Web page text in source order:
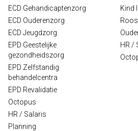
ECD Gehandicaptenzorg
ECD Ouderenzorg
ECD Jeugdzorg
EPD Geestelijke
gezondheidszorg
EPD Zelfstandig
behandelcentra
EPD Revalidatie
Octopus
HR / Salaris
Planning
Kind
HR /